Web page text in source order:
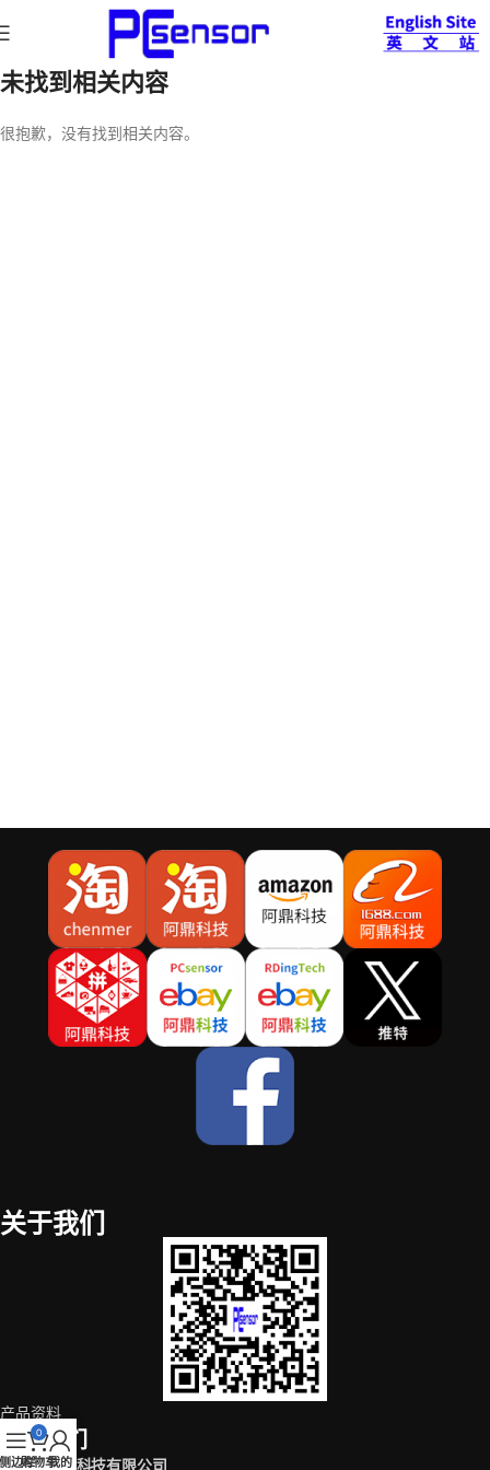
未找到相关内容
很抱歉，没有找到相关内容。
关于我们
产品资料
联系我们
深圳市阿鼎科技有限公司
边栏
0
购物车我的